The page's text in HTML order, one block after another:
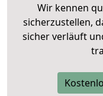
Wir kennen
sicherzustellen,
sicher verläuft